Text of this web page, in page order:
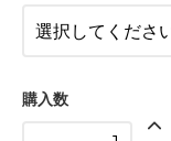
購入数